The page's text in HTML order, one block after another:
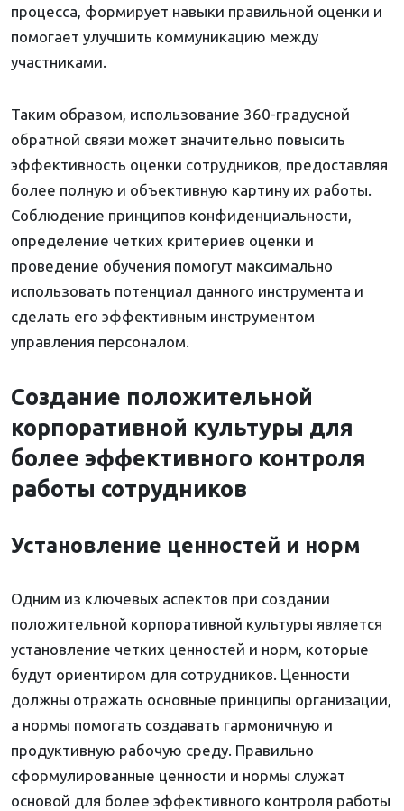
процесса, формирует навыки правильной оценки и
помогает улучшить коммуникацию между
участниками.
Таким образом, использование 360-градусной
обратной связи может значительно повысить
эффективность оценки сотрудников, предоставляя
более полную и объективную картину их работы.
Соблюдение принципов конфиденциальности,
определение четких критериев оценки и
проведение обучения помогут максимально
использовать потенциал данного инструмента и
сделать его эффективным инструментом
управления персоналом.
Создание положительной
корпоративной культуры для
более эффективного контроля
работы сотрудников
Установление ценностей и норм
Одним из ключевых аспектов при создании
положительной корпоративной культуры является
установление четких ценностей и норм, которые
будут ориентиром для сотрудников. Ценности
должны отражать основные принципы организации,
а нормы помогать создавать гармоничную и
продуктивную рабочую среду. Правильно
сформулированные ценности и нормы служат
основой для более эффективного контроля работы